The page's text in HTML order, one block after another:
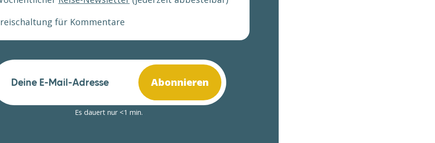
für Kommentare
Abonnieren
Es dauert nur <1 min.